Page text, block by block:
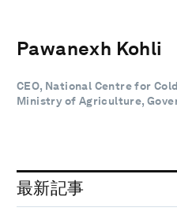
Pawanexh Kohli
CEO, National Centre for
Ministry of Agriculture,
最新記事